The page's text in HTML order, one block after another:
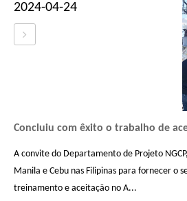
2024-04-24
A convite do Departamento de Projeto
Manila e Cebu nas Filipinas para fornecer o
treinamento e aceitação no A...